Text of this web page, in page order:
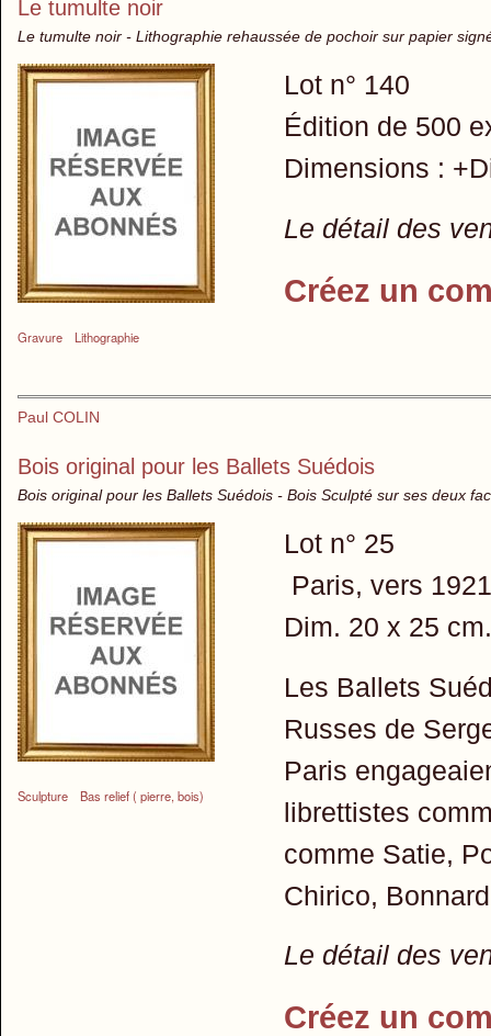
Le tumulte noir
Le tumulte noir - Lithographie rehaussée de pochoir sur papier
Gravure Lithographie
Lot n° 140
Édition de 500
Dimensions :
Le détail des
Créez un
Paul COLIN
Bois original pour les Ballets Suédois
Bois original pour les Ballets Suédois - Bois Sculpté sur ses deux
Sculpture Bas relief ( pierre, bois)
Lot n° 25
Paris, vers
Dim. 20 x 25 cm.
Les Ballets
Russes de
Paris
librettistes
comme Satie,
Chirico,
Le détail des
Créez un